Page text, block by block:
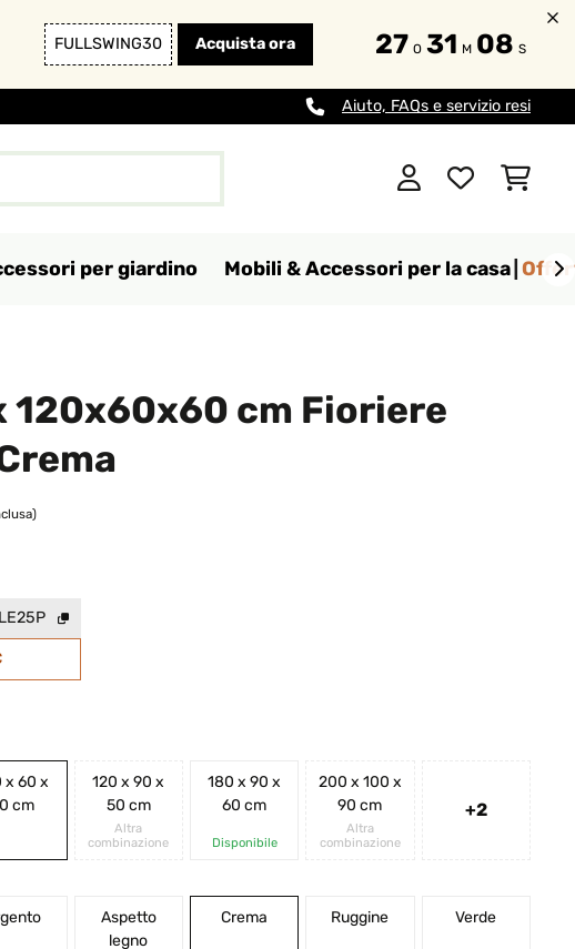
FULLSWING30 Acquista ora 27 O 31 M 07 S
Aiuto, FAQs e servizio resi
per giardino Mobili & Accessori per la casa
120x60x60 cm Fioriere
x 60 x
cm
120 x 90 x
50 cm
Altra
combinazione
180 x 90 x
60 cm
Disponibile
200 x 100 x
90 cm
Altra
combinazione
+2
Aspetto
legno
Crema Ruggine Verde